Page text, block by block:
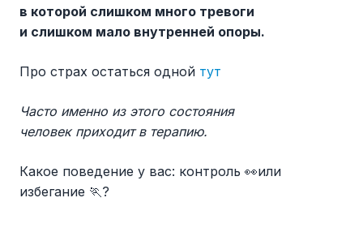
в которой слишком много тревоги
и слишком мало внутренней опоры.
Про страх остаться одной тут
Часто именно из этого состояния
человек приходит в терапию.
Какое поведение у вас: контроль 👀или
избегание 🏃?